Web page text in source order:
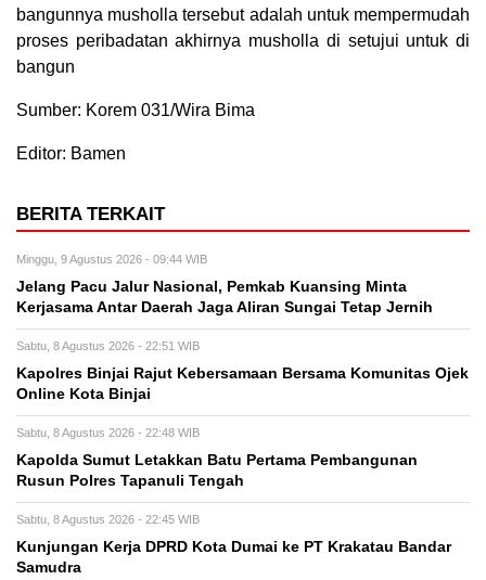
bangunnya musholla tersebut adalah untuk mempermudah
proses peribadatan akhirnya musholla di setujui untuk di
bangun
Sumber: Korem 031/Wira Bima
Editor: Bamen
BERITA TERKAIT
Minggu, 9 Agustus 2026 - 09:44 WIB
Jelang Pacu Jalur Nasional, Pemkab Kuansing Minta
Kerjasama Antar Daerah Jaga Aliran Sungai Tetap Jernih
Sabtu, 8 Agustus 2026 - 22:51 WIB
Kapolres Binjai Rajut Kebersamaan Bersama Komunitas Ojek
Online Kota Binjai
Sabtu, 8 Agustus 2026 - 22:48 WIB
Kapolda Sumut Letakkan Batu Pertama Pembangunan
Rusun Polres Tapanuli Tengah
Sabtu, 8 Agustus 2026 - 22:45 WIB
Kunjungan Kerja DPRD Kota Dumai ke PT Krakatau Bandar
Samudra